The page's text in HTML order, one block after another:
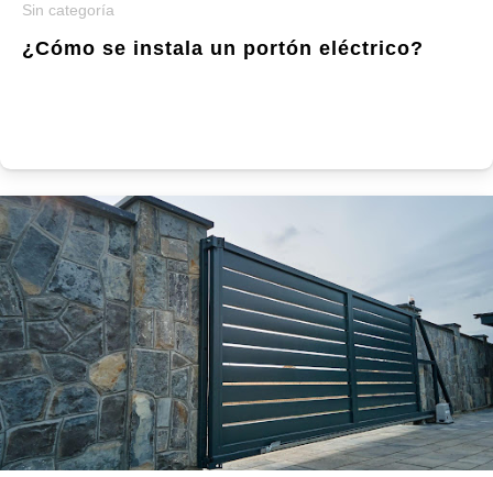
Sin categoría
¿Cómo se instala un portón eléctrico?